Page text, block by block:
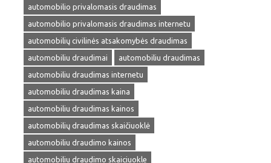
automobilio privalomasis draudimas
automobilio privalomasis draudimas internetu
automobilių civilinės atsakomybės draudimas
automobiliu draudimai
automobiliu draudimas
automobiliu draudimas internetu
automobiliu draudimas kaina
automobiliu draudimas kainos
automobilių draudimas skaičiuoklė
automobiliu draudimo kainos
automobiliu draudimo skaiciuokle